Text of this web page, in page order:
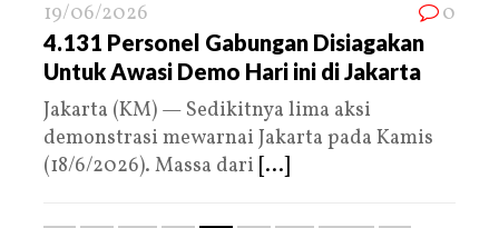
19/06/2026 0
4.131 Personel Gabungan Disiagakan
Untuk Awasi Demo Hari ini di Jakarta
Jakarta (KM) — Sedikitnya lima aksi
demonstrasi mewarnai Jakarta pada Kamis
(18/6/2026). Massa dari [...]